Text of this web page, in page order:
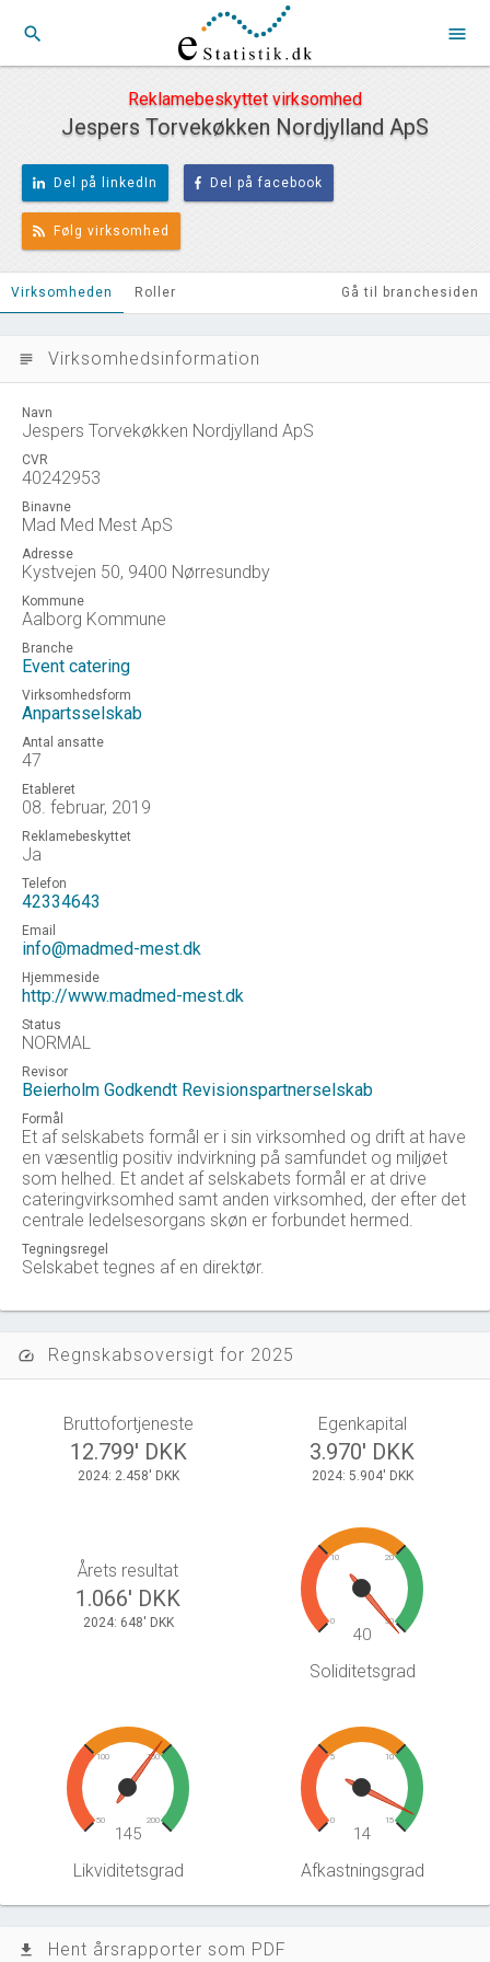
search menu
Reklamebeskyttet virksomhed
Jespers Torvekøkken Nordjylland ApS
Del på linkedIn Del på facebook
Følg virksomhed
Virksomheden Roller Gå til branchesiden
subject Virksomhedsinformation
Navn
Jespers Torvekøkken Nordjylland ApS
CVR
40242953
Binavne
Mad Med Mest ApS
Adresse
Kystvejen 50, 9400 Nørresundby
Kommune
Aalborg Kommune
Branche
Event catering
Virksomhedsform
Anpartsselskab
Antal ansatte
47
Etableret
08. februar, 2019
Reklamebeskyttet
Ja
Telefon
42334643
Email
info@madmed-mest.dk
Hjemmeside
http://www.madmed-mest.dk
Status
NORMAL
Revisor
Beierholm Godkendt Revisionspartnerselskab
Formål
Et af selskabets formål er i sin virksomhed og drift at have
en væsentlig positiv indvirkning på samfundet og miljøet
som helhed. Et andet af selskabets formål er at drive
cateringvirksomhed samt anden virksomhed, der efter det
centrale ledelsesorgans skøn er forbundet hermed.
Tegningsregel
Selskabet tegnes af en direktør.
speed Regnskabsoversigt for 2025
Bruttofortjeneste
12.799' DKK
2024: 2.458' DKK
Egenkapital
3.970' DKK
2024: 5.904' DKK
Årets resultat
1.066' DKK
2024: 648' DKK 0
10 20
30
40
Soliditetsgrad
50
100 150
200
145
Likviditetsgrad
0
5 10
15
14
Afkastningsgrad
file_download Hent årsrapporter som PDF